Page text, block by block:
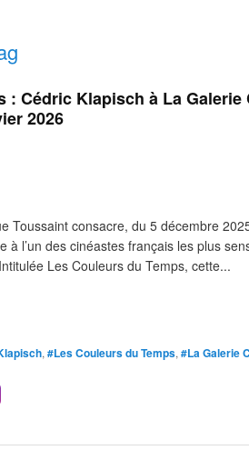
: Cédric Klapisch à La Galerie
2026
Toussaint consacre, du 5 décembre
à l’un des cinéastes français les plus
Les Couleurs du Temps, cette...
, #Les Couleurs du Temps, #La Galerie